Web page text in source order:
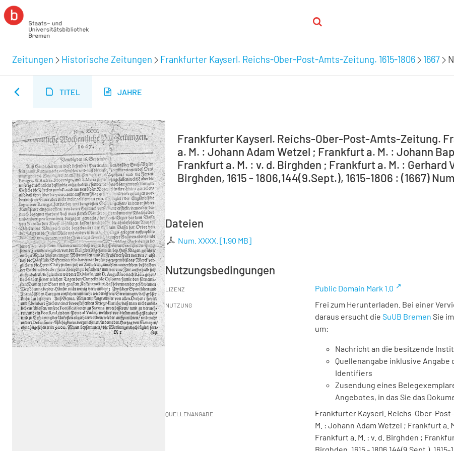
Zeitungen Historische Zeitungen Frankfurter Kayserl. Reichs-Ober-Post-Amts-Zeitung. 1615-1806 1667
TITEL JAHRE
Frankfurter Kayserl. Reichs-Ober-Post-Amts-Zeitung.
a. M. : Johann Adam Wetzel ; Frankfurt a. M. : Johann
Frankfurt a. M. : v. d. Birghden ; Frankfurt a. M. :
Birghden, 1615 - 1806,144(9.Sept.), 1615-1806 : (1667)
Dateien
Num. XXXX. [1,90 MB]
Nutzungsbedingungen
LIZENZ Public Domain Mark 1.0
NUTZUNG
Frei zum Herunterladen. Bei einer
daraus ersucht die SuUB Bremen Sie
um:
Nachricht an die besitzende
Quellenangabe inklusive
Identifiers
Zusendung eines
Angebotes, in das Sie das
QUELLENANGABE
Frankfurter Kayserl. Reichs-Ober-
M. : Johann Adam Wetzel ; Frankfurt
Frankfurt a. M. : v. d. Birghden ;